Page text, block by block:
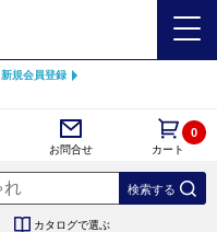
新規会員登録
お問合せ カート
0
カタログで選ぶ